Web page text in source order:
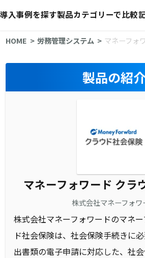
導入事例を探す製品カテゴリーで比較
HOME 労務管理システム マネーフォ
製品の紹
マネーフォワード クラ
株式会社マネーフォワ
株式会社マネーフォワードのマネ
ド社会保険は、社会保険手続きに
出書類の電子申請に対応した、社